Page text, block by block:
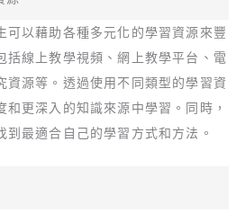
可以藉助各種多元化的學習資源來豐
括線上教學視頻、網上教學平台、電
資源等。透過使用不同類型的學習資
和更深入的知識來源中學習。同時，
到最適合自己的學習方式和方法。